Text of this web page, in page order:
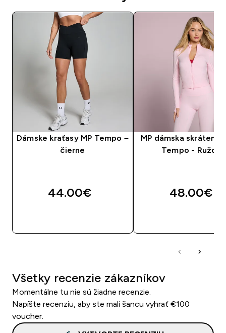
Dámske kraťasy MP Tempo –
čierne
44.00€‎
MP dámska skrátená
Tempo - Ružová
48.00€‎
Všetky recenzie zákazníkov
Momentálne tu nie sú žiadne recenzie.
Napíšte recenziu, aby ste mali šancu vyhrať €100
voucher.